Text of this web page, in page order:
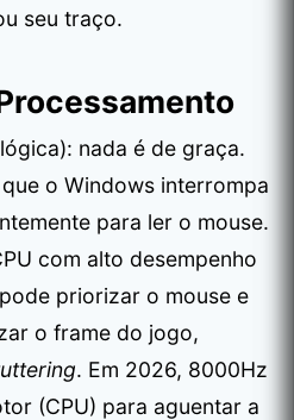
seu traço.
nada é de graça.
o Windows interrompa
para ler o mouse.
com alto desempenho
priorizar o mouse e
o frame do jogo,
. Em 2026, 8000Hz
(CPU) para aguentar a